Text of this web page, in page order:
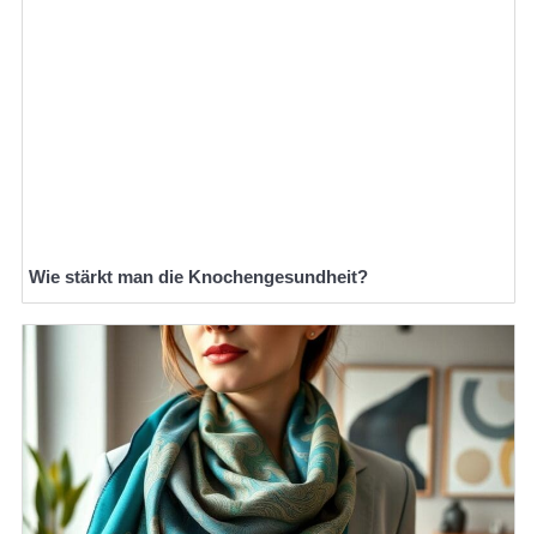
Wie stärkt man die Knochengesundheit?